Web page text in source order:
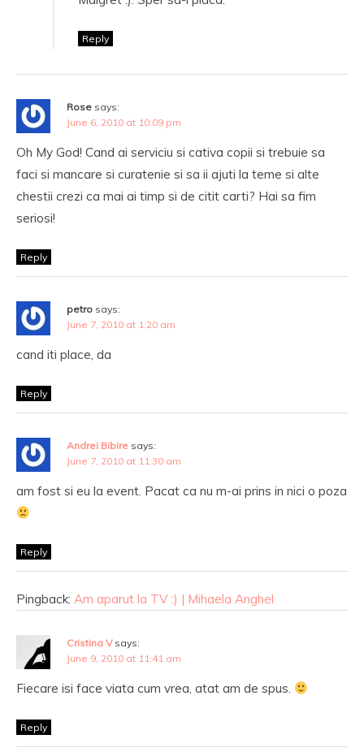
Reply
Rose says:
June 6, 2010 at 10:09 pm
Oh My God! Cand ai serviciu si cativa copii si trebuie sa
faci si mancare si curatenie si sa ii ajuti la teme si alte
chestii crezi ca mai ai timp si de citit carti? Hai sa fim
seriosi!
Reply
petro says:
June 7, 2010 at 1:20 am
cand iti place, da
Reply
Andrei Bibire says:
June 7, 2010 at 11:30 am
am fost si eu la event. Pacat ca nu m-ai prins in nici o poza
Reply
Pingback: Am aparut la TV :) | Mihaela Anghel
Cristina V says:
June 9, 2010 at 11:41 am
Fiecare isi face viata cum vrea, atat am de spus.
Reply